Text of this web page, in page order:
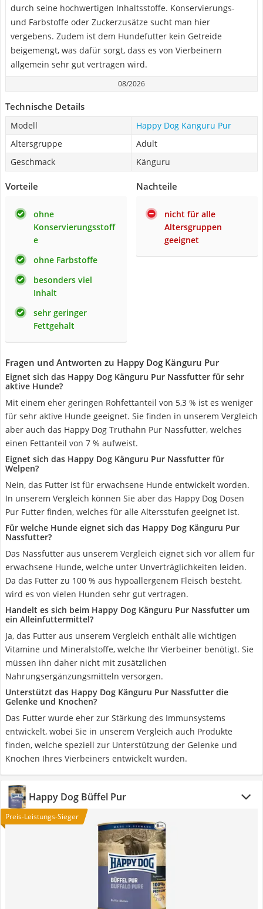
durch seine hochwertigen Inhaltsstoffe. Konservierungs-
und Farbstoffe oder Zuckerzusätze sucht man hier
vergebens. Zudem ist dem Hundefutter kein Getreide
beigemengt, was dafür sorgt, dass es von Vierbeinern
allgemein sehr gut vertragen wird.
08/2026
Technische Details
Modell
Happy Dog Känguru Pur
Altersgruppe
Adult
Geschmack
Känguru
Vorteile
ohne
Konservierungsstoff
e
ohne Farbstoffe
besonders viel
Inhalt
sehr geringer
Fettgehalt
Nachteile
nicht für alle
Altersgruppen
geeignet
Fragen und Antworten zu Happy Dog Känguru Pur
Eignet sich das Happy Dog Känguru Pur Nassfutter für sehr
aktive Hunde?
Mit einem eher geringen Rohfettanteil von 5,3 % ist es weniger
für sehr aktive Hunde geeignet. Sie finden in unserem Vergleich
aber auch das Happy Dog Truthahn Pur Nassfutter, welches
einen Fettanteil von 7 % aufweist.
Eignet sich das Happy Dog Känguru Pur Nassfutter für
Welpen?
Nein, das Futter ist für erwachsene Hunde entwickelt worden.
In unserem Vergleich können Sie aber das Happy Dog Dosen
Pur Futter finden, welches für alle Altersstufen geeignet ist.
Für welche Hunde eignet sich das Happy Dog Känguru Pur
Nassfutter?
Das Nassfutter aus unserem Vergleich eignet sich vor allem für
erwachsene Hunde, welche unter Unverträglichkeiten leiden.
Da das Futter zu 100 % aus hypoallergenem Fleisch besteht,
wird es von vielen Hunden sehr gut vertragen.
Handelt es sich beim Happy Dog Känguru Pur Nassfutter um
ein Alleinfuttermittel?
Ja, das Futter aus unserem Vergleich enthält alle wichtigen
Vitamine und Mineralstoffe, welche Ihr Vierbeiner benötigt. Sie
müssen ihn daher nicht mit zusätzlichen
Nahrungsergänzungsmitteln versorgen.
Unterstützt das Happy Dog Känguru Pur Nassfutter die
Gelenke und Knochen?
Das Futter wurde eher zur Stärkung des Immunsystems
entwickelt, wobei Sie in unserem Vergleich auch Produkte
finden, welche speziell zur Unterstützung der Gelenke und
Knochen Ihres Vierbeiners entwickelt wurden.
Happy Dog Büffel Pur
Preis-Leistungs-Sieger